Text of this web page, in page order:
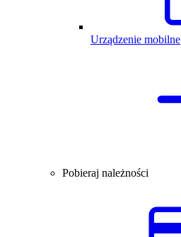
Urządzenie mobilne
Pobieraj należności